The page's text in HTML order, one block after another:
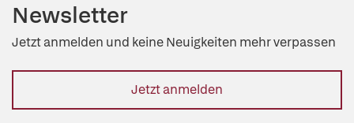
Newsletter
Jetzt anmelden und keine Neuigkeiten mehr verpassen
Jetzt anmelden